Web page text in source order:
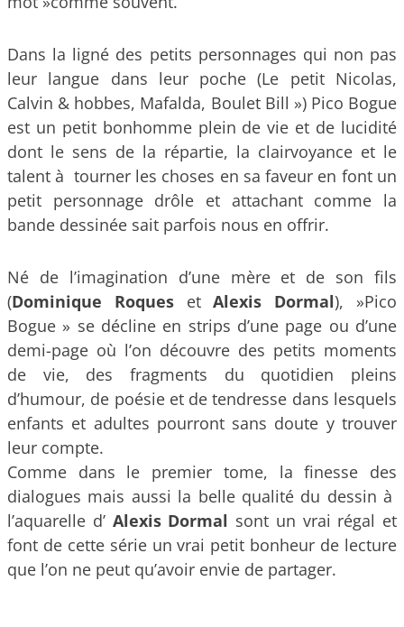
Dans la ligné des petits personnages qui non pas
leur langue dans leur poche (Le petit Nicolas,
Calvin & hobbes, Mafalda, Boulet Bill ») Pico Bogue
est un petit bonhomme plein de vie et de lucidité
dont le sens de la répartie, la clairvoyance et le
talent à tourner les choses en sa faveur en font un
petit personnage drôle et attachant comme la
bande dessinée sait parfois nous en offrir.
Né de l’imagination d’une mère et de son fils
(Dominique Roques etAlexis Dormal), »Pico
Bogue » se décline en strips d’une page ou d’une
demi-page où l’on découvre des petits moments
de vie, des fragments du quotidien pleins
d’humour, de poésie et de tendresse dans lesquels
enfants et adultes pourront sans doute y trouver
leur compte.
Comme dans le premier tome, la finesse des
dialogues mais aussi la belle qualité du dessin à
l’aquarelle d’ Alexis Dormal sont un vrai régal et
font de cette série un vrai petit bonheur de lecture
que l’on ne peut qu’avoir envie de partager.